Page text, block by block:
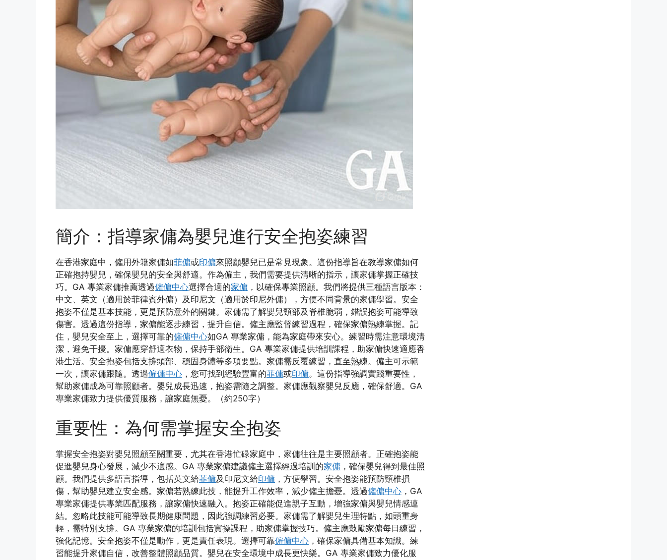
簡介：指導家傭為嬰兒進行安全抱姿練習
在香港家庭中，僱用外籍家傭如菲傭或印傭來照顧嬰兒已是常見現象。這份指導旨在教導家傭如何
正確抱持嬰兒，確保嬰兒的安全與舒適。作為僱主，我們需要提供清晰的指示，讓家傭掌握正確技
巧。GA 專業家傭推薦透過僱傭中心選擇合適的家傭 ，以確保專業照顧。我們將提供三種語言版本：
中文、英文（適用於菲律賓外傭）及印尼文（適用於印尼外傭），方便不同背景的家傭學習。安全
抱姿不僅是基本技能，更是預防意外的關鍵。家傭需了解嬰兒頸部及脊椎脆弱，錯誤抱姿可能導致
傷害。透過這份指導，家傭能逐步練習，提升自信。僱主應監督練習過程，確保家傭熟練掌握。記
住，嬰兒安全至上，選擇可靠的僱傭中心如GA 專業家傭，能為家庭帶來安心。練習時需注意環境清
潔，避免干擾。家傭應穿舒適衣物，保持手部衛生。GA 專業家傭提供培訓課程，助家傭快速適應香
港生活。安全抱姿包括支撐頭部、穩固身體等多項要點。家傭需反覆練習，直至熟練。僱主可示範
一次，讓家傭跟隨。透過僱傭中心 ，您可找到經驗豐富的菲傭或印傭。這份指導強調實踐重要性，
幫助家傭成為可靠照顧者。嬰兒成長迅速，抱姿需隨之調整。家傭應觀察嬰兒反應，確保舒適。GA
專業家傭致力提供優質服務，讓家庭無憂。（約250字）
重要性：為何需掌握安全抱姿
掌握安全抱姿對嬰兒照顧至關重要，尤其在香港忙碌家庭中，家傭往往是主要照顧者。正確抱姿能
促進嬰兒身心發展，減少不適感。GA 專業家傭建議僱主選擇經過培訓的家傭 ，確保嬰兒得到最佳照
顧。我們提供多語言指導，包括英文給菲傭及印尼文給印傭 ，方便學習。安全抱姿能預防頸椎損
傷，幫助嬰兒建立安全感。家傭若熟練此技，能提升工作效率，減少僱主擔憂。透過僱傭中心 ，GA
專業家傭提供專業匹配服務，讓家傭快速融入。抱姿正確能促進親子互動，增強家傭與嬰兒情感連
結。忽略此技能可能導致長期健康問題，因此強調練習必要。家傭需了解嬰兒生理特點，如頭重身
輕，需特別支撐。GA 專業家傭的培訓包括實操課程，助家傭掌握技巧。僱主應鼓勵家傭每日練習，
強化記憶。安全抱姿不僅是動作，更是責任表現。選擇可靠僱傭中心 ，確保家傭具備基本知識。練
習能提升家傭自信，改善整體照顧品質。嬰兒在安全環境中成長更快樂。GA 專業家傭致力優化服